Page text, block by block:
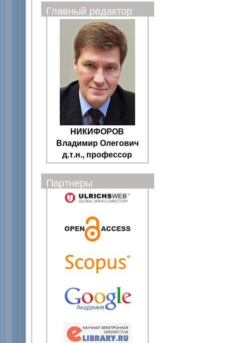
Главный редактор
НИКИФОРОВ
Владимир Олегович
д.т.н., профессор
Партнеры